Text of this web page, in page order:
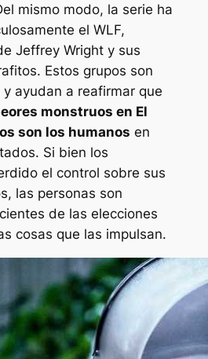
mismo modo, la serie ha
el WLF,
Jeffrey Wright y sus
Estos grupos son
ayudan a reafirmar que
monstruos en El
son los humanos en
Si bien los
el control sobre sus
las personas son
de las elecciones
cosas que las impulsan.